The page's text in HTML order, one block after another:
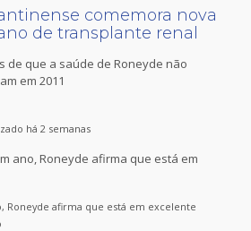
comemora nova
de transplante renal
de que a saúde de Roneyde não
em 2011
há 2 semanas
Roneyde afirma que está em excelente